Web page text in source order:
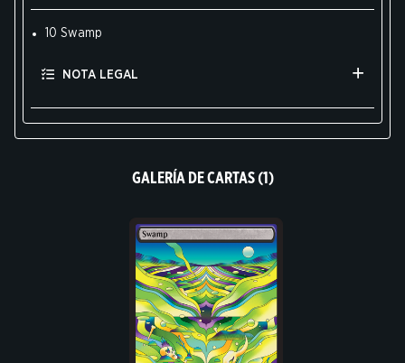
10 Swamp
NOTA LEGAL
GALERÍA DE CARTAS (1)